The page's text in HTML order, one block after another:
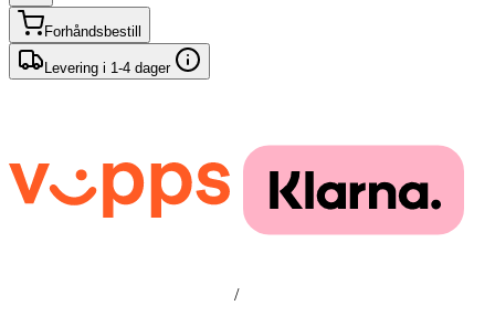
Forhåndsbestill
Levering i 1-4 dager
/